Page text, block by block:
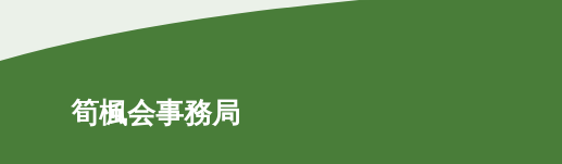
筍楓会事務局